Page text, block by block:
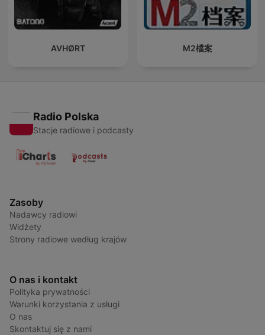
AVHØRT M2檔案
Radio Polska
Stacje radiowe i podcasty
Zasoby
Nadawcy radiowi
Widżety
Strony radiowe według krajów
O nas i kontakt
Polityka prywatności
Warunki korzystania z usługi
O nas
Skontaktuj się z nami